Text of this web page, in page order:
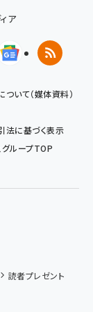
ア
Googleニュ
RSS
いて（媒体資料）
法に基づく表示
グループTOP
読者プレゼント